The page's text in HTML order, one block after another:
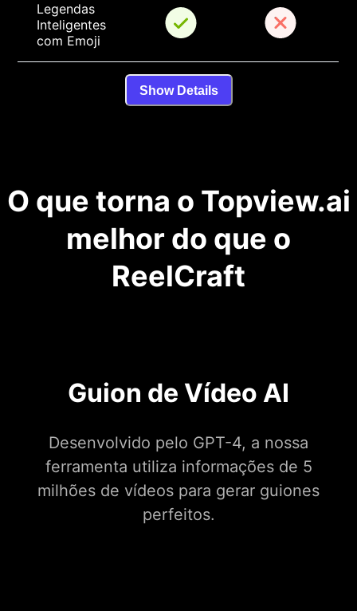
Legendas
Inteligentes
com Emoji
Show Details
O que torna o Topview.ai
melhor do que o
ReelCraft
Guion de Vídeo AI
Desenvolvido pelo GPT-4, a nossa
ferramenta utiliza informações de 5
milhões de vídeos para gerar guiones
perfeitos.